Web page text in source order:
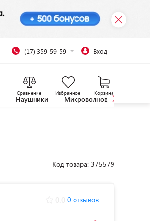
(17) 359-59-59 Вход
Сравнение Избранное Корзина
Наушники Микроволновые печи
Код товара: 375579
0 отзывов